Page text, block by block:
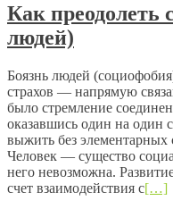
Как преодолеть
людей)
Боязнь людей
страхов — напрямую
было стремление
оказавшись один на один
выжить без
Человек — существо
него невозможна.
счет взаимодействия с[…]